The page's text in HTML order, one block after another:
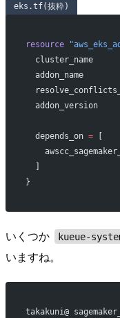
eks.tf(抜粋)
resource
  cluster_name
  addon_name
  addon_version
  depends_on
= [
  ]
}
いくつか kueue-
いますね。
takakuni@